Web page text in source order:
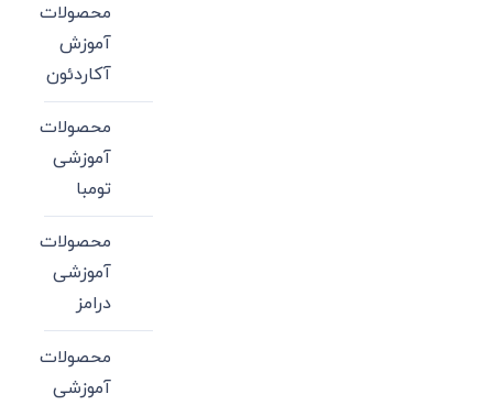
محصولات
آموزش
آکاردئون
محصولات
آموزشی
تومبا
محصولات
آموزشی
درامز
محصولات
آموزشی